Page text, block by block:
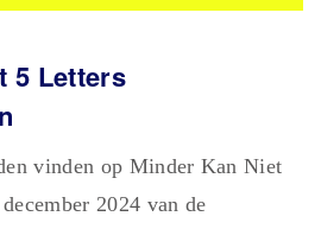
5 Letters
vinden op Minder Kan Niet
2024 van de